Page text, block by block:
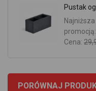
Pustak
Cena:
PORÓWNAJ